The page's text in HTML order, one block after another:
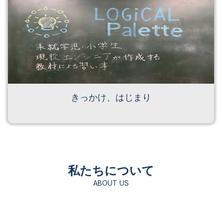
きっかけ、はじまり
私たちについて
ABOUT US